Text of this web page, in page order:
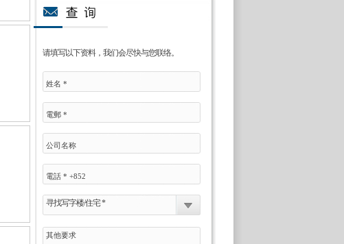
请填写以下资料，我们会尽快与您联络。
寻找写字楼/住宅 *